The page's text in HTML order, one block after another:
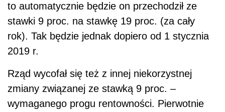
to automatycznie będzie on przechodził ze
stawki 9 proc. na stawkę 19 proc. (za cały
rok). Tak będzie jednak dopiero od 1 stycznia
2019 r.
Rząd wycofał się też z innej niekorzystnej
zmiany związanej ze stawką 9 proc. –
wymaganego progu rentowności. Pierwotnie